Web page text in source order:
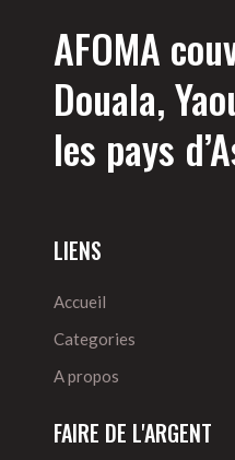
AFOMA
Douala,
les pays
LIENS
Accueil
Categories
A propos
FAIRE DE L'ARGENT